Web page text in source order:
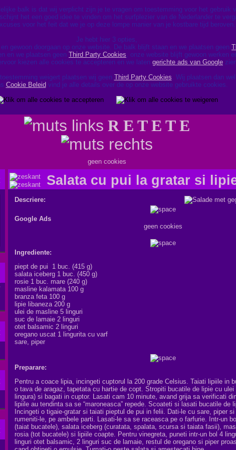
balk is dat wij verplicht zijn je te vragen om toestemming voor het gebruik
het een goed idee te vinden om het surfplezier van de Nederlander te
voor het feit dat we je op deze lompe manier van je kostbare tijd beroven.
Je hebt hier 3 opties,
gewoon doorgaan op onze website. De balk blijft staan en we plaatsen geen
en we plaatsen geen Third Party Cookies, onze website blijft gewoon werken
kiezen alle cookies te accepteren en we laten gerichte ads van Google
weigert plaatsen wij geen Third Party Cookies. Wij plaatsen dan wel
Cookie Beleid vind je alle details over de op onze website gebruikte cookies.
R E T E T E
geen cookies
Salata cu pui la gratar si
Descriere:
Google Ads
geen cookies
Ingrediente:
piept de pui 1 buc. (415 g)
salata iceberg 1 buc. (450 g)
rosie 1 buc. mare (240 g)
masline kalamata 100 g
branza feta 100 g
lipie libaneza 200 g
ulei de masline 5 linguri
suc de lamaie 2 linguri
otet balsamic 2 linguri
oregano uscat 1 lingurita cu varf
sare, piper
Preparare:
Pentru a coace lipia, incingeti cuptorul la 200 grade Celsius. Taiati lipiile in
o tava de aragaz, tapetata cu hartie de copt. Stropiti bucatile de lipie cu
lingura) si bagati in cuptor. Lasati cam 10 minute, avand grija sa verificati
lipiile au tendinta sa se “maroneasca” repede. Scoateti si lasati bucatile de
Incingeti o tigaie-gratar si taiati pieptul de pui in felii. Dati-le cu sare, piper
rumeniti-le, pe ambele parti. Lasati-le sa se raceasca pe o farfurie. Intr-un
(taiat bucatele), salata iceberg (curatata, spalata, scursa si taiata fasii),
rosia (tot bucatele) si lipiile coapte. Pentru vinegreta, puneti intr-un bol 4
linguri otet balsamic, 2 linguri suc de lamaie, restul de oregano si piper